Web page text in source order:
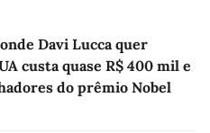
Davi Lucca quer
custa quase R$ 400 mil e
do prêmio Nobel